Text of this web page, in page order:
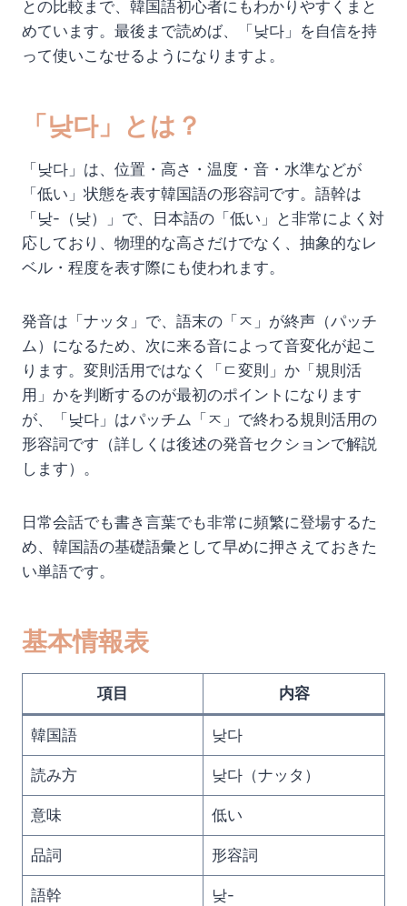
との比較まで、韓国語初心者にもわかりやすくまと
めています。最後まで読めば、「낮다」を自信を持
って使いこなせるようになりますよ。
「낮다」とは？
「낮다」は、位置・高さ・温度・音・水準などが
「低い」状態を表す韓国語の形容詞です。語幹は
「낮-（낮）」で、日本語の「低い」と非常によく対
応しており、物理的な高さだけでなく、抽象的なレ
ベル・程度を表す際にも使われます。
発音は「ナッタ」で、語末の「ㅈ」が終声（パッチ
ム）になるため、次に来る音によって音変化が起こ
ります。変則活用ではなく「ㄷ変則」か「規則活
用」かを判断するのが最初のポイントになります
が、「낮다」はパッチム「ㅈ」で終わる規則活用の
形容詞です（詳しくは後述の発音セクションで解説
します）。
日常会話でも書き言葉でも非常に頻繁に登場するた
め、韓国語の基礎語彙として早めに押さえておきた
い単語です。
基本情報表
項目 内容
韓国語 낮다
読み方 낮다（ナッタ）
意味 低い
品詞 形容詞
語幹 낮-